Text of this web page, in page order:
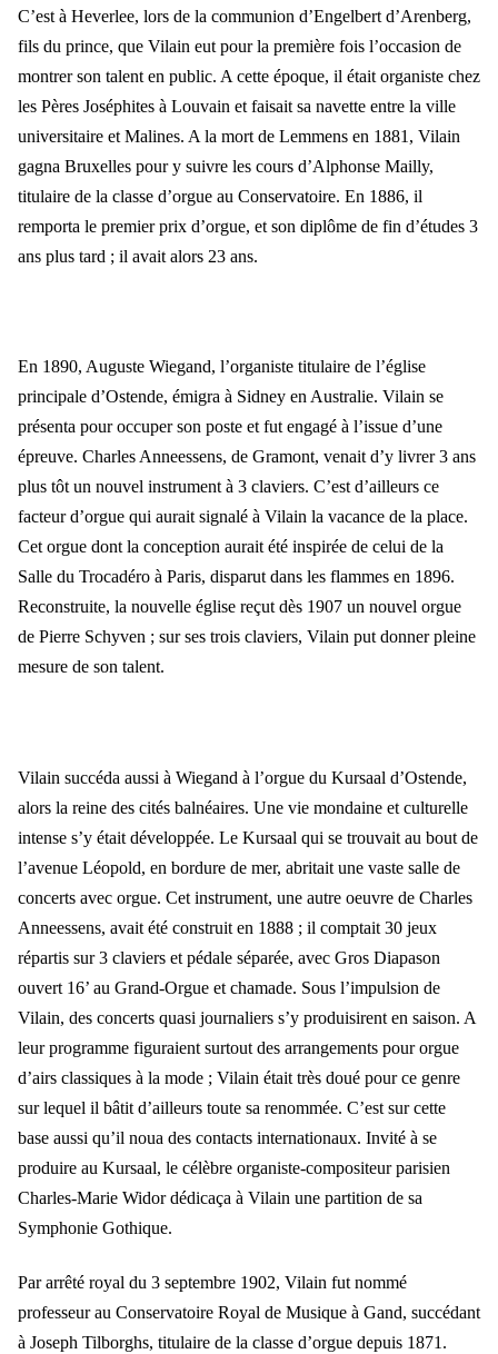
C’est à Heverlee, lors de la communion d’Engelbert d’Arenberg,
fils du prince, que Vilain eut pour la première fois l’occasion de
montrer son talent en public. A cette époque, il était organiste chez
les Pères Joséphites à Louvain et faisait sa navette entre la ville
universitaire et Malines. A la mort de Lemmens en 1881, Vilain
gagna Bruxelles pour y suivre les cours d’Alphonse Mailly,
titulaire de la classe d’orgue au Conservatoire. En 1886, il
remporta le premier prix d’orgue, et son diplôme de fin d’études 3
ans plus tard ; il avait alors 23 ans.
En 1890, Auguste Wiegand, l’organiste titulaire de l’église
principale d’Ostende, émigra à Sidney en Australie. Vilain se
présenta pour occuper son poste et fut engagé à l’issue d’une
épreuve. Charles Anneessens, de Gramont, venait d’y livrer 3 ans
plus tôt un nouvel instrument à 3 claviers. C’est d’ailleurs ce
facteur d’orgue qui aurait signalé à Vilain la vacance de la place.
Cet orgue dont la conception aurait été inspirée de celui de la
Salle du Trocadéro à Paris, disparut dans les flammes en 1896.
Reconstruite, la nouvelle église reçut dès 1907 un nouvel orgue
de Pierre Schyven ; sur ses trois claviers, Vilain put donner pleine
mesure de son talent.
Vilain succéda aussi à Wiegand à l’orgue du Kursaal d’Ostende,
alors la reine des cités balnéaires. Une vie mondaine et culturelle
intense s’y était développée. Le Kursaal qui se trouvait au bout de
l’avenue Léopold, en bordure de mer, abritait une vaste salle de
concerts avec orgue. Cet instrument, une autre oeuvre de Charles
Anneessens, avait été construit en 1888 ; il comptait 30 jeux
répartis sur 3 claviers et pédale séparée, avec Gros Diapason
ouvert 16’ au Grand-Orgue et chamade. Sous l’impulsion de
Vilain, des concerts quasi journaliers s’y produisirent en saison. A
leur programme figuraient surtout des arrangements pour orgue
d’airs classiques à la mode ; Vilain était très doué pour ce genre
sur lequel il bâtit d’ailleurs toute sa renommée. C’est sur cette
base aussi qu’il noua des contacts internationaux. Invité à se
produire au Kursaal, le célèbre organiste-compositeur parisien
Charles-Marie Widor dédicaça à Vilain une partition de sa
Symphonie Gothique.
Par arrêté royal du 3 septembre 1902, Vilain fut nommé
professeur au Conservatoire Royal de Musique à Gand, succédant
à Joseph Tilborghs, titulaire de la classe d’orgue depuis 1871.